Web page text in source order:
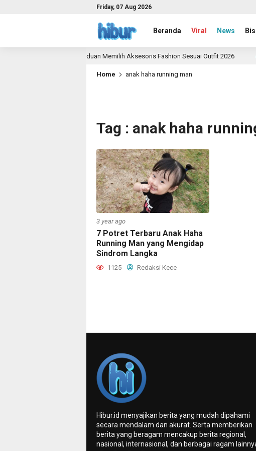
Friday, 07 Aug 2026
Beranda Viral News
Panduan Memilih Aksesoris Fashion Sesuai Outfit 2026
Home anak haha running man
Tag : anak haha
3 year ago
7 Potret Terbaru Anak Haha
Running Man yang Mengidap
Sindrom Langka
1125 Redaksi Kece
Hibur.id menyajikan berita yang mudah dipahami
secara mendalam dan akurat. Serta memberikan
berita yang beragam mencakup berita regional,
nasional, internasional, dan berbagai ragam